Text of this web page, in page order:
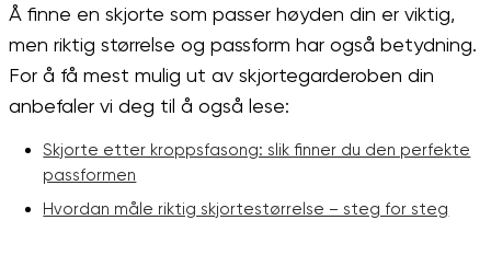
Å finne en skjorte som passer høyden din er viktig,
men riktig størrelse og passform har også betydning.
For å få mest mulig ut av skjortegarderoben din
anbefaler vi deg til å også lese:
Skjorte etter kroppsfasong: slik finner du den perfekte
passformen
Hvordan måle riktig skjortestørrelse – steg for steg